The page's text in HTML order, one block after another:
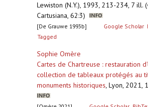
Lewiston (N.Y.), 1993, 213-234, 7 ill.
Cartusiana, 62:3)
[De Grauwe 1993b] Google Scholar
Tagged
Sophie Omère
Cartes de Chartreuse : restauration
collection de tableaux protégés au
monuments historiques, Lyon, 2021,